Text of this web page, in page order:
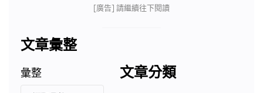
[廣告] 請繼續往下閱讀
文章彙整
彙整 文章分類